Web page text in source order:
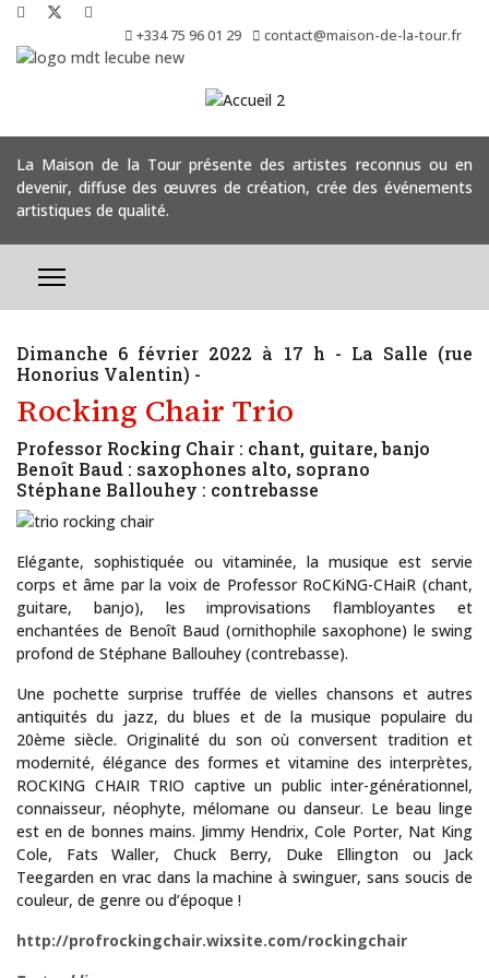
+334 75 96 01 29 contact@maison-de-la-tour.fr
La Maison de la Tour présente des artistes reconnus ou en
devenir, diffuse des œuvres de création, crée des événements
artistiques de qualité.
Dimanche 6 février 2022 à 17 h - La Salle (rue
Honorius Valentin) -
Rocking Chair Trio
Professor Rocking Chair : chant, guitare, banjo
Benoît Baud : saxophones alto, soprano
Stéphane Ballouhey : contrebasse
Elégante, sophistiquée ou vitaminée, la musique est servie
corps et âme par la voix de Professor RoCKiNG-CHaiR (chant,
guitare, banjo), les improvisations flambloyantes et
enchantées de Benoît Baud (ornithophile saxophone) le swing
profond de Stéphane Ballouhey (contrebasse).
Une pochette surprise truffée de vielles chansons et autres
antiquités du jazz, du blues et de la musique populaire du
20ème siècle. Originalité du son où conversent tradition et
modernité, élégance des formes et vitamine des interprètes,
ROCKING CHAIR TRIO captive un public inter-générationnel,
connaisseur, néophyte, mélomane ou danseur. Le beau linge
est en de bonnes mains. Jimmy Hendrix, Cole Porter, Nat King
Cole, Fats Waller, Chuck Berry, Duke Ellington ou Jack
Teegarden en vrac dans la machine à swinguer, sans soucis de
couleur, de genre ou d’époque !
http://profrockingchair.wixsite.com/rockingchair